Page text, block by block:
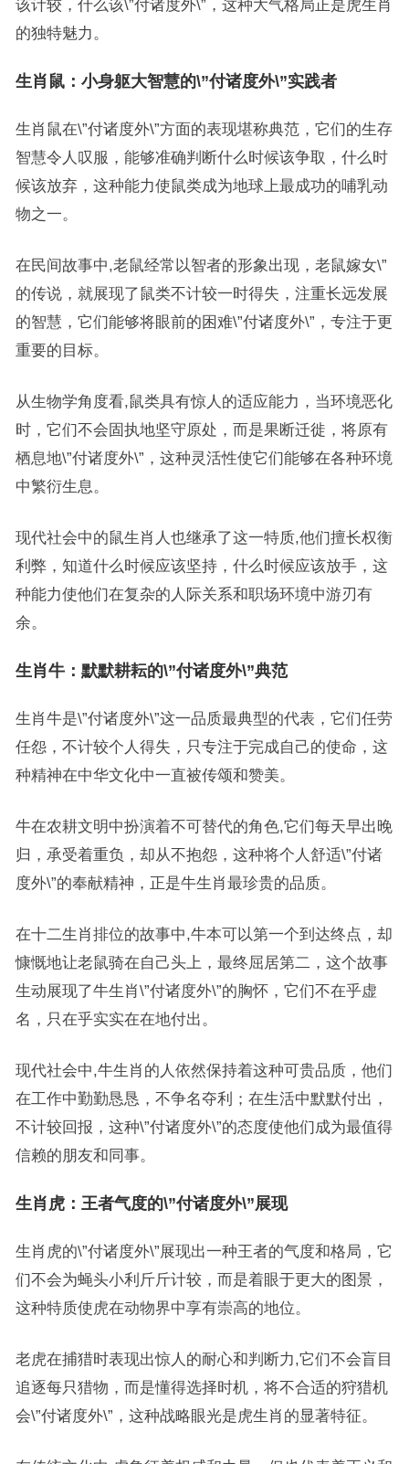
该计较，什么该\”付诸度外\”，这种大气格局正是虎生肖
的独特魅力。
生肖鼠：小身躯大智慧的\”付诸度外\”实践者
生肖鼠在\”付诸度外\”方面的表现堪称典范，它们的生存
智慧令人叹服，能够准确判断什么时候该争取，什么时
候该放弃，这种能力使鼠类成为地球上最成功的哺乳动
物之一。
在民间故事中,老鼠经常以智者的形象出现，老鼠嫁女\”
的传说，就展现了鼠类不计较一时得失，注重长远发展
的智慧，它们能够将眼前的困难\”付诸度外\”，专注于更
重要的目标。
从生物学角度看,鼠类具有惊人的适应能力，当环境恶化
时，它们不会固执地坚守原处，而是果断迁徙，将原有
栖息地\”付诸度外\”，这种灵活性使它们能够在各种环境
中繁衍生息。
现代社会中的鼠生肖人也继承了这一特质,他们擅长权衡
利弊，知道什么时候应该坚持，什么时候应该放手，这
种能力使他们在复杂的人际关系和职场环境中游刃有
余。
生肖牛：默默耕耘的\”付诸度外\”典范
生肖牛是\”付诸度外\”这一品质最典型的代表，它们任劳
任怨，不计较个人得失，只专注于完成自己的使命，这
种精神在中华文化中一直被传颂和赞美。
牛在农耕文明中扮演着不可替代的角色,它们每天早出晚
归，承受着重负，却从不抱怨，这种将个人舒适\”付诸
度外\”的奉献精神，正是牛生肖最珍贵的品质。
在十二生肖排位的故事中,牛本可以第一个到达终点，却
慷慨地让老鼠骑在自己头上，最终屈居第二，这个故事
生动展现了牛生肖\”付诸度外\”的胸怀，它们不在乎虚
名，只在乎实实在在地付出。
现代社会中,牛生肖的人依然保持着这种可贵品质，他们
在工作中勤勤恳恳，不争名夺利；在生活中默默付出，
不计较回报，这种\”付诸度外\”的态度使他们成为最值得
信赖的朋友和同事。
生肖虎：王者气度的\”付诸度外\”展现
生肖虎的\”付诸度外\”展现出一种王者的气度和格局，它
们不会为蝇头小利斤斤计较，而是着眼于更大的图景，
这种特质使虎在动物界中享有崇高的地位。
老虎在捕猎时表现出惊人的耐心和判断力,它们不会盲目
追逐每只猎物，而是懂得选择时机，将不合适的狩猎机
会\”付诸度外\”，这种战略眼光是虎生肖的显著特征。